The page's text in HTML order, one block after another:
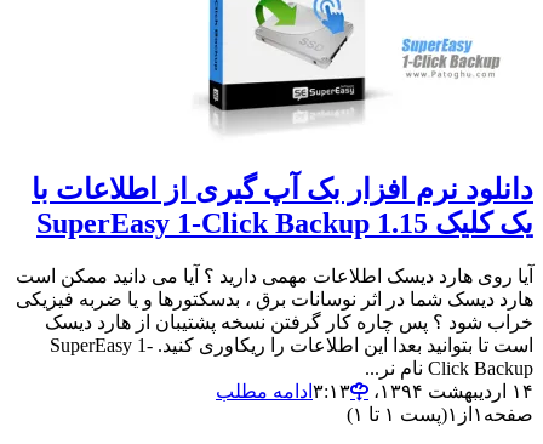
دانلود نرم افزار بک آپ گیری از اطلاعات با
یک کلیک SuperEasy 1-Click Backup 1.15
آیا روی هارد دیسک اطلاعات مهمی دارید ؟ آیا می دانید ممکن است
هارد دیسک شما در اثر نوسانات برق ، بدسکتورها و یا ضربه فیزیکی
خراب شود ؟ پس چاره کار گرفتن نسخه پشتیبان از هارد دیسک
است تا بتوانید بعدا این اطلاعات را ریکاوری کنید. SuperEasy 1-
Click Backup نام نر...
۱۴ اردیبهشت ۱۳۹۴،‏ ۳:۱۳
ادامه مطلب
صفحه ۱ از ۱(پست ۱ تا ۱)